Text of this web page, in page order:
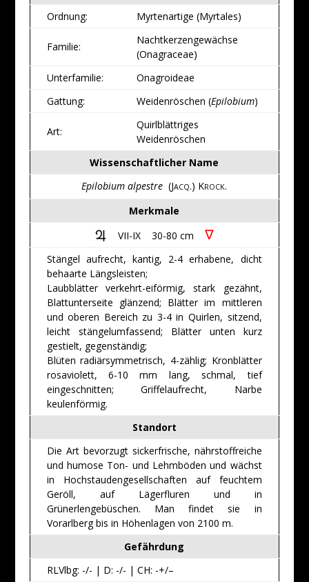
Ordnung:
Myrtenartige (Myrtales)
Familie:
Nachtkerzengewächse
(Onagraceae)
Unterfamilie:
Onagroideae
Gattung:
Weidenröschen (Epilobium)
Art:
Quirlblättriges
Weidenröschen
Wissenschaftlicher Name
Epilobium alpestre (JACQ.) KROCK.
Merkmale
VII-IX 30-80 cm
∇
Stängel aufrecht, kantig, 2-4 erhabene, dicht
behaarte Längsleisten;
Laubblätter verkehrt-eiförmig, stark gezähnt,
Blattunterseite glänzend; Blätter im mittleren
und oberen Bereich zu 3-4 in Quirlen, sitzend,
leicht stängelumfassend; Blätter unten kurz
gestielt, gegenständig;
Blüten radiärsymmetrisch, 4-zählig; Kronblätter
rosaviolett, 6-10 mm lang, schmal, tief
eingeschnitten; Griffelaufrecht, Narbe
keulenförmig.
Standort
Die Art bevorzugt sickerfrische, nährstoffreiche
und humose Ton- und Lehmböden und wächst
in Hochstaudengesellschaften auf feuchtem
Geröll, auf Lägerfluren und in
Grünerlengebüschen. Man findet sie in
Vorarlberg bis in Höhenlagen von 2100 m.
Gefährdung
RLVlbg: -/- | D: -/- | CH: -+/–